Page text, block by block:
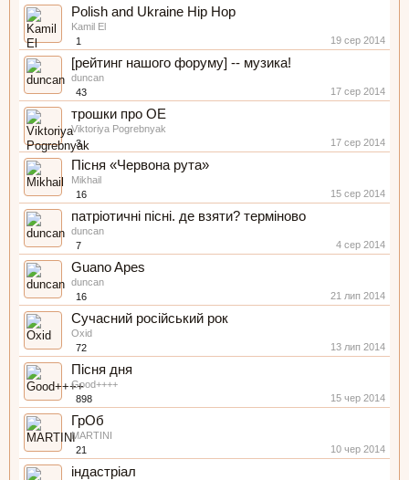
Polish and Ukraine Hip Hop
Kamil El
1
19 сер 2014
[рейтинг нашого форуму] -- музика!
duncan
43
17 сер 2014
трошки про ОЕ
Viktoriya Pogrebnyak
3
17 сер 2014
Пісня «Червона рута»
Mikhail
16
15 сер 2014
патріотичні пісні. де взяти? терміново
duncan
7
4 сер 2014
Guano Apes
duncan
16
21 лип 2014
Сучасний російський рок
Oxid
72
13 лип 2014
Пісня дня
Good++++
898
15 чер 2014
ГрОб
MARTINI
21
10 чер 2014
індастріал